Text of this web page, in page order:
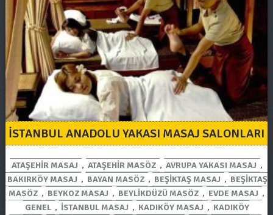
ISTANBUL ANADOLU YAKASI MASAJ SALONLARI
ATAŞEHIR MASAJ , ATAŞEHIR MASÖZ , AVRUPA YAKASI MASAJ ,
BAKIRKÖY MASAJ , BAYAN MASÖZ , BEŞIKTAŞ MASAJ , BEŞIKTAŞ
MASÖZ , BEYKOZ MASAJ , BEYLIKDÜZÜ MASÖZ , EVDE MASAJ ,
GENEL , ISTANBUL MASAJ , KADIKÖY MASAJ , KADIKÖY